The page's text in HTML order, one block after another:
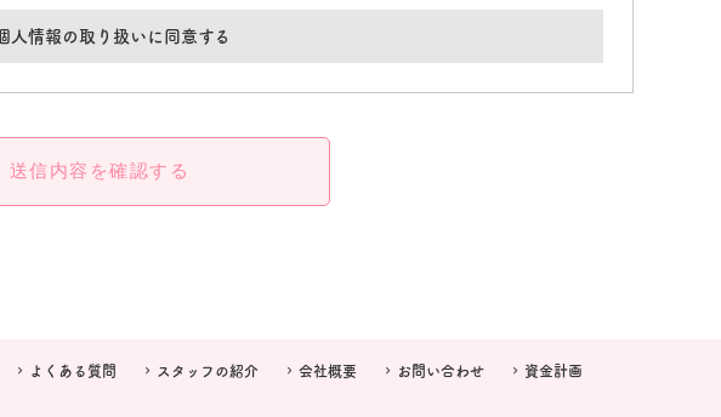
人情報の取り扱いに同意する
送信内容を確認する
よくある質問 スタッフの紹介 会社概要 お問い合わせ 資金計画